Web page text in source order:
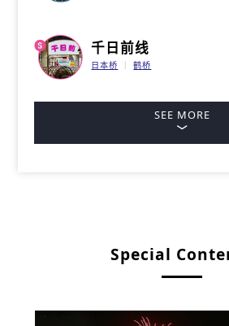
千日前线
日本桥 鹤桥
SEE MORE
Special